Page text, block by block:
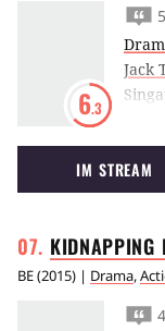
6.3
Jack
IM STREAM
KIDNAPPING
BE(2015) | Drama,